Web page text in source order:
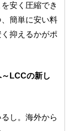
安く圧縮でき
簡単に安い料
抑えるかがポ
LCCの新し
し。海外から